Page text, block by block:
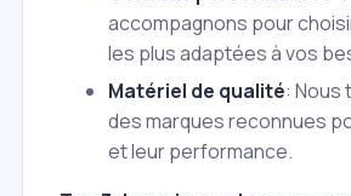
accompagnons pour
les plus adaptées à vos
Matériel de qualité: Nous
des marques reconnues
et leur performance.